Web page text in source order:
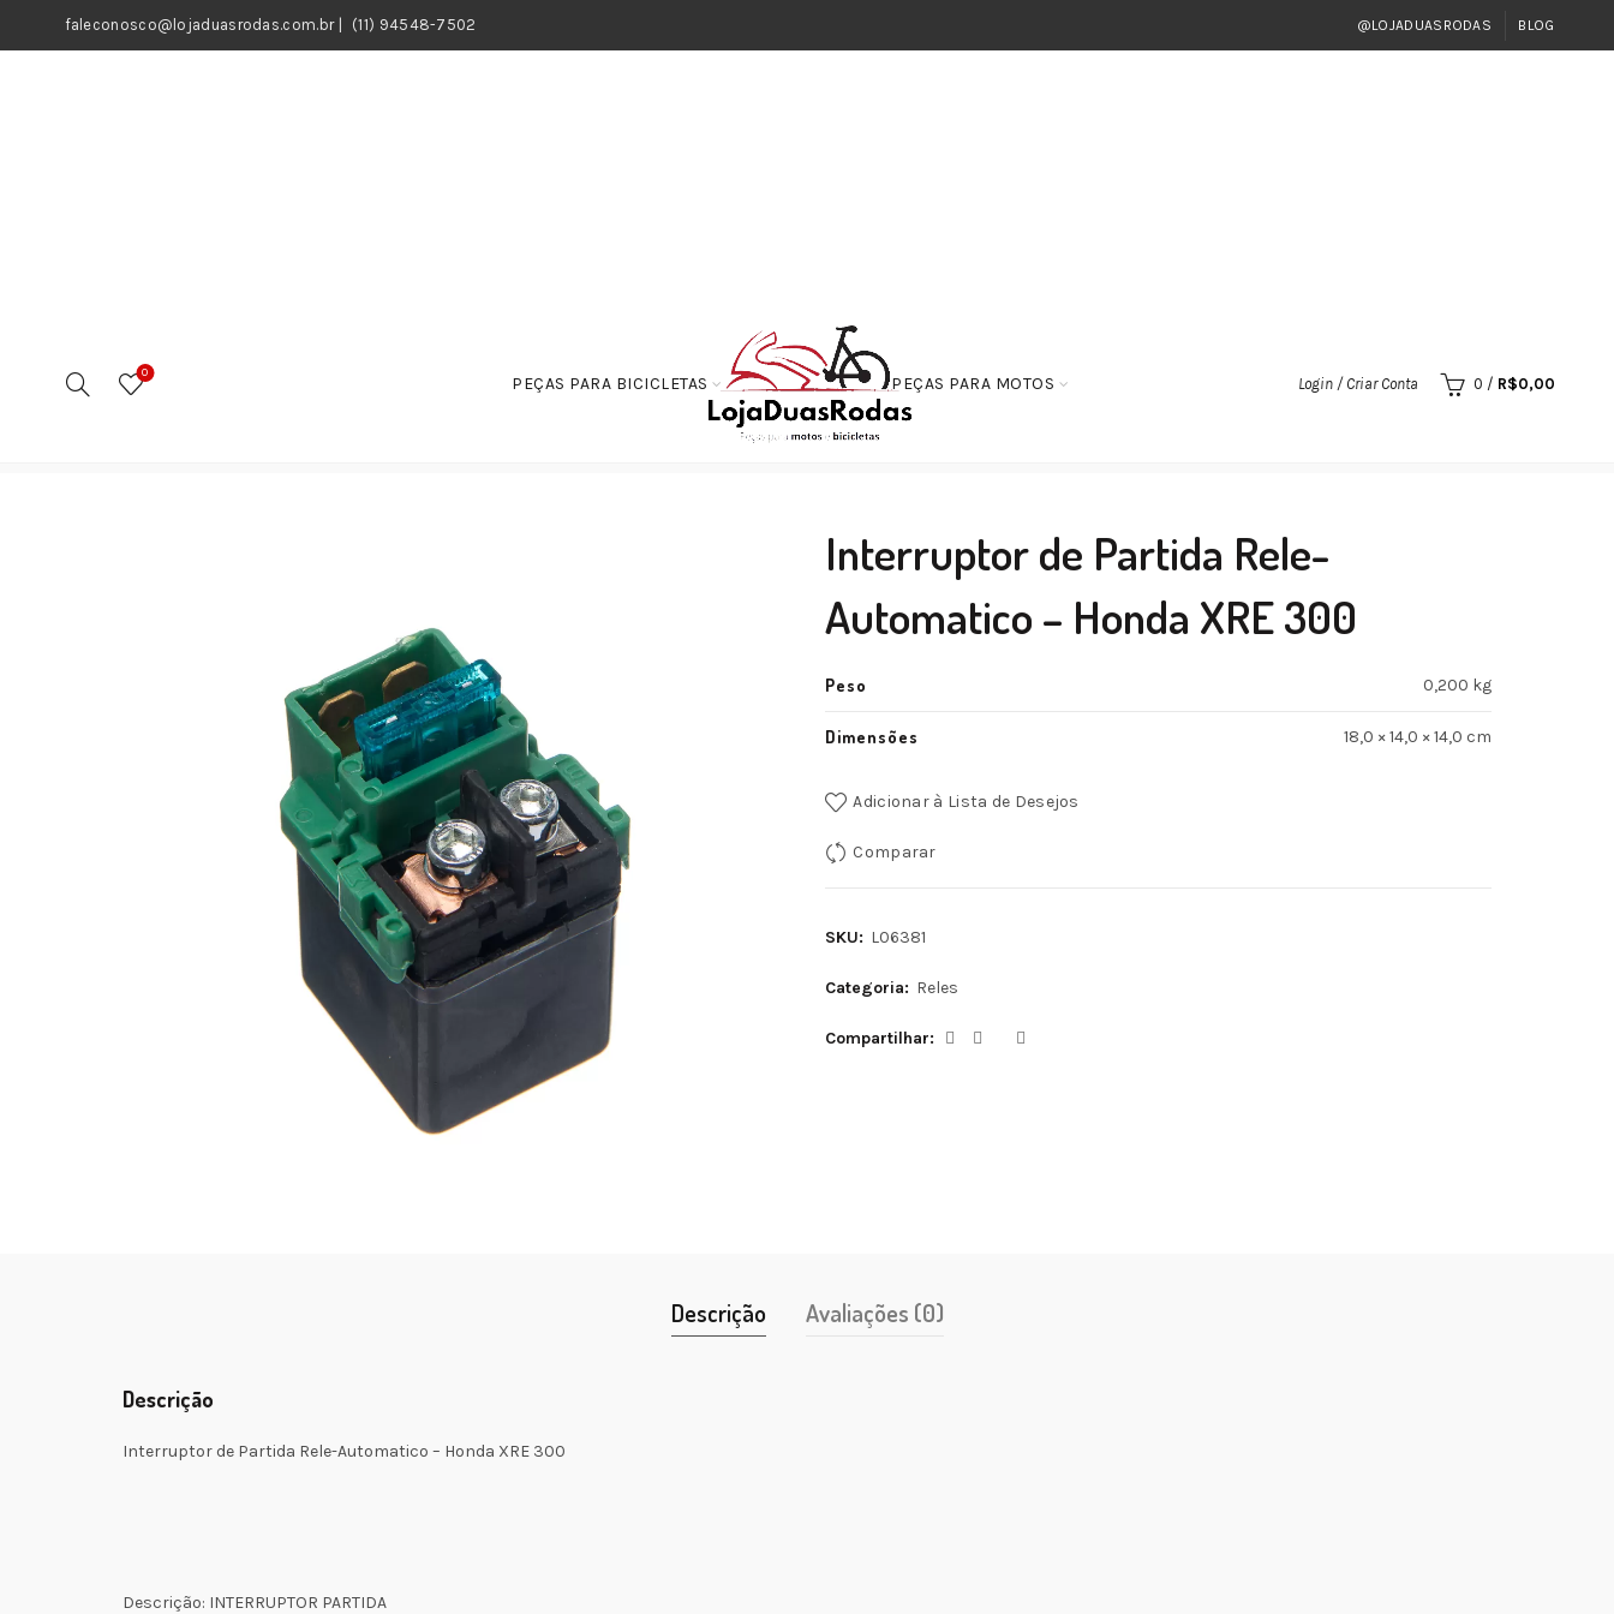
faleconosco@lojaduasrodas.com.br| (11) 94548-7502 @LOJADUASRODAS BLOG
0
PEÇAS PARA BICICLETAS PEÇAS PARA MOTOS Login / Criar Conta 0 / R$0,00
Interruptor de Partida Rele-Automatico – Honda XRE 300
Interruptor de Partida Rele-
Automatico – Honda XRE 300
Peso 0,200 kg
Dimensões 18,0 × 14,0 × 14,0 cm
Adicionar à Lista de Desejos
Comparar
SKU: L06381
Categoria: Reles
Compartilhar
Descrição Avaliações (0)
Descrição
Interruptor de Partida Rele-Automatico – Honda XRE 300
Descrição: INTERRUPTOR PARTIDA